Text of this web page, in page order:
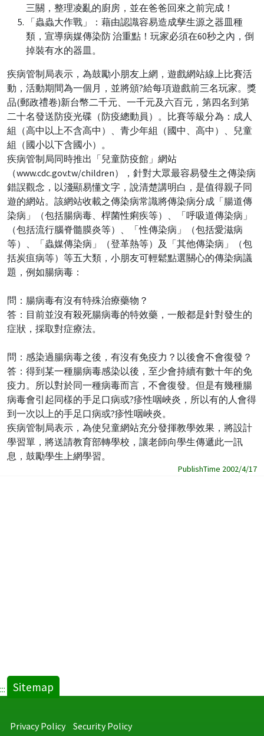
三關，整理凌亂的廚房，並在爸爸回來之前完成！
「蟲蟲大作戰」：藉由認識容易造成孳生源之器皿種
類，宣導病媒傳染防 治重點！玩家必須在60秒之內，倒
掉裝有水的器皿。
疾病管制局表示，為鼓勵小朋友上網，遊戲網站線上比賽活
動，活動期間為一個月，並將頒?給每項遊戲前三名玩家。獎
品(郵政禮卷)新台幣二千元、一千元及六百元，第四名到第
二十名發送防疫光碟（防疫總動員）。比賽等級分為：成人
組（高中以上不含高中）、青少年組（國中、高中）、兒童
組（國小以下含國小）。
疾病管制局同時推出「兒童防疫館」網站
（www.cdc.gov.tw/children），針對大眾最容易發生之傳染病
錯誤觀念，以淺顯易懂文字，說清楚講明白，是值得親子同
遊的網站。該網站收載之傳染病常識將傳染病分成「腸道傳
染病」（包括腸病毒、桿菌性痢疾等）、「呼吸道傳染病」
（包括流行腦脊髓膜炎等）、「性傳染病」（包括愛滋病
等）、「蟲媒傳染病」（登革熱等）及「其他傳染病」（包
括炭疽病等）等五大類，小朋友可輕鬆點選關心的傳染病議
題，例如腸病毒：
問：腸病毒有沒有特殊治療藥物？
答：目前並沒有殺死腸病毒的特效藥，一般都是針對發生的
症狀，採取對症療法。
問：感染過腸病毒之後，有沒有免疫力？以後會不會復發？
答：得到某一種腸病毒感染以後，至少會持續有數十年的免
疫力。所以對於同一種病毒而言，不會復發。但是有幾種腸
病毒會引起同樣的手足口病或?疹性咽峽炎，所以有的人會得
到一次以上的手足口病或?疹性咽峽炎。
疾病管制局表示，為使兒童網站充分發揮教學效果，將設計
學習單，將送請教育部轉學校，讓老師向學生傳遞此一訊
息，鼓勵學生上網學習。
PublishTime 2002/4/17
::: Sitemap
Privacy Policy Security Policy